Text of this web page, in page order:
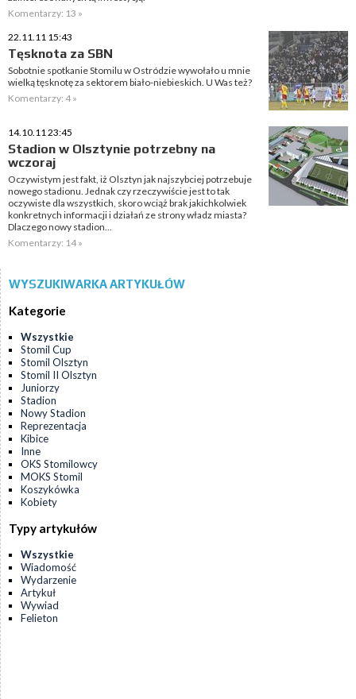
Komentarzy: 13 »
22.11.11 15:43
Tęsknota za SBN
Sobotnie spotkanie Stomilu w Ostródzie wywołało u mnie
wielką tęsknotę za sektorem biało-niebieskich. U Was też?
Komentarzy: 4 »
14.10.11 23:45
Stadion w Olsztynie potrzebny na
wczoraj
Oczywistym jest fakt, iż Olsztyn jak najszybciej potrzebuje
nowego stadionu. Jednak czy rzeczywiście jest to tak
oczywiste dla wszystkich, skoro wciąż brak jakichkolwiek
konkretnych informacji i działań ze strony władz miasta?
Dlaczego nowy stadion...
Komentarzy: 14 »
WYSZUKIWARKA ARTYKUŁÓW
Kategorie
Wszystkie
Stomil Cup
Stomil Olsztyn
Stomil II Olsztyn
Juniorzy
Stadion
Nowy Stadion
Reprezentacja
Kibice
Inne
OKS Stomilowcy
MOKS Stomil
Koszykówka
Kobiety
Typy artykułów
Wszystkie
Wiadomość
Wydarzenie
Artykuł
Wywiad
Felieton